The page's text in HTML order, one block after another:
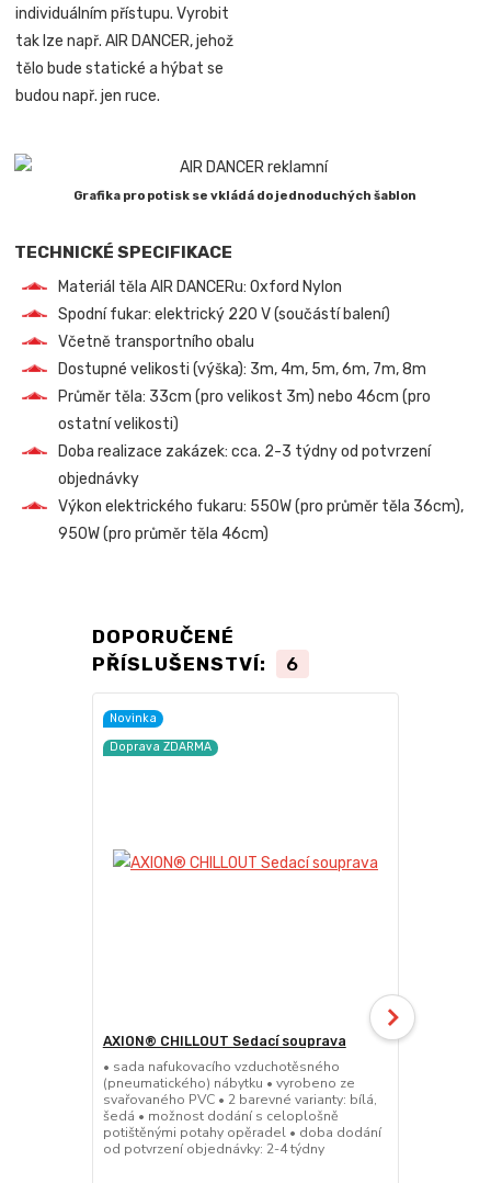
individuálním přístupu. Vyrobit
tak lze např. AIR DANCER, jehož
tělo bude statické a hýbat se
budou např. jen ruce.
Grafika pro potisk se vkládá do jednoduchých šablon
TECHNICKÉ SPECIFIKACE
Materiál těla AIR DANCERu: Oxford Nylon
Spodní fukar: elektrický 220 V (součástí balení)
Včetně transportního obalu
Dostupné velikosti (výška): 3m, 4m, 5m, 6m, 7m, 8m
Průměr těla: 33cm (pro velikost 3m) nebo 46cm (pro
ostatní velikosti)
Doba realizace zakázek: cca. 2-3 týdny od potvrzení
objednávky
Výkon elektrického fukaru: 550W (pro průměr těla 36cm),
950W (pro průměr těla 46cm)
DOPORUČENÉ
PŘÍSLUŠENSTVÍ:
6
Novinka
Doprava ZDARMA
AXION® CHILLOUT Sedací souprava
• sada nafukovacího vzduchotěsného
(pneumatického) nábytku • vyrobeno ze
svařovaného PVC • 2 barevné varianty: bílá,
šedá • možnost dodání s celoplošně
potištěnými potahy opěradel • doba dodání
od potvrzení objednávky: 2-4 týdny